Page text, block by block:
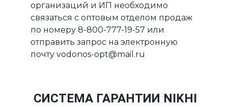
организаций и ИП необходимо
связаться с оптовым отделом продаж
по номеру 8-800-777-19-57 или
отправить запрос на электронную
почту vodonos-opt@mail.ru
СИСТЕМА ГАРАНТИИ NIKHI